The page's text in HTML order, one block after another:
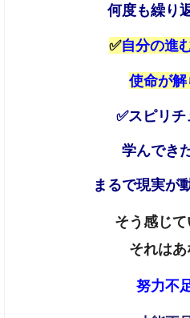
何度も繰り
✅自分の進
使命が
✅スピリチ
学んでき
まるで現実が
そう感じ
それは
努力不